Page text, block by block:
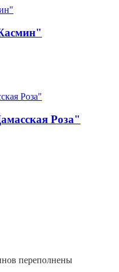
Роза"
переполнены